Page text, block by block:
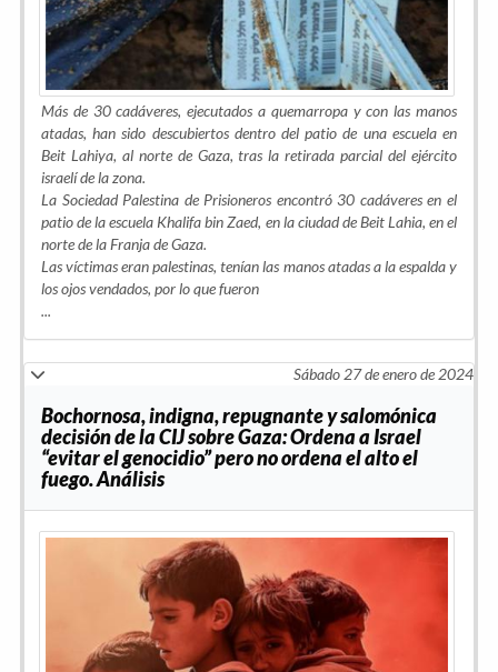
Más de 30 cadáveres, ejecutados a quemarropa y con las manos
atadas, han sido descubiertos dentro del patio de una escuela en
Beit Lahiya, al norte de Gaza, tras la retirada parcial del ejército
israelí de la zona.
La Sociedad Palestina de Prisioneros encontró 30 cadáveres en el
patio de la escuela Khalifa bin Zaed, en la ciudad de Beit Lahia, en el
norte de la Franja de Gaza.
Las víctimas eran palestinas, tenían las manos atadas a la espalda y
los ojos vendados, por lo que fueron
...
Sábado 27 de enero de 2024
Bochornosa, indigna, repugnante y salomónica
decisión de la CIJ sobre Gaza: Ordena a Israel
“evitar el genocidio” pero no ordena el alto el
fuego. Análisis